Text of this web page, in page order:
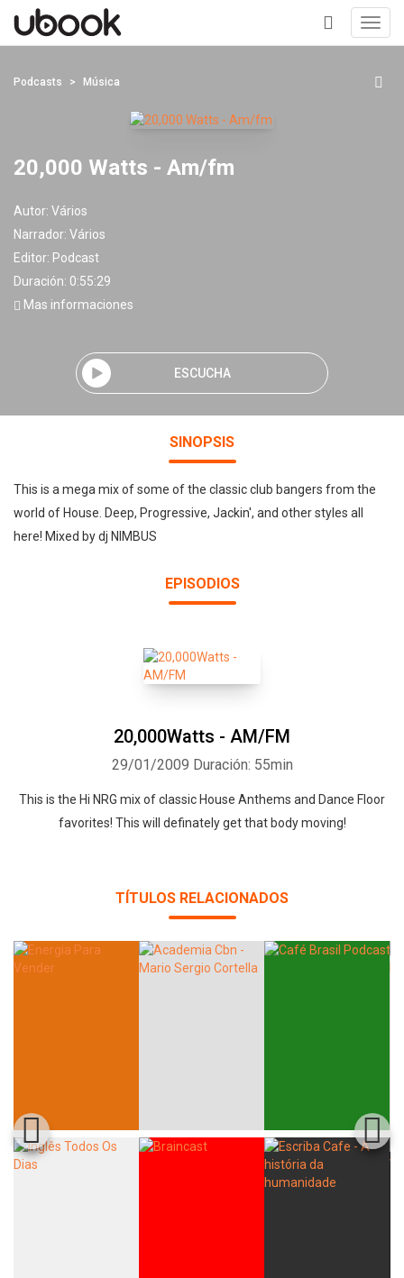
+
Podcasts Música
20,000 Watts - Am/fm
Autor: Vários
Narrador: Vários
Editor: Podcast
Duración: 0:55:29
Mas informaciones
ESCUCHA
SINOPSIS
This is a mega mix of some of the classic club bangers from the
world of House. Deep, Progressive, Jackin', and other styles all
here! Mixed by dj NIMBUS
EPISODIOS
20,000Watts - AM/FM
29/01/2009 Duración: 55min
This is the Hi NRG mix of classic House Anthems and Dance Floor
favorites! This will definately get that body moving!
TÍTULOS RELACIONADOS